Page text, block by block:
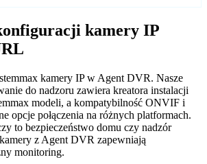
kamery IP
kamery IP w Agent DVR. Nasze
do nadzoru zawiera kreatora instalacji
modeli, a kompatybilność ONVIF i
opcje połączenia na różnych platformach.
to bezpieczeństwo domu czy nadzór
z Agent DVR zapewniają
monitoring.